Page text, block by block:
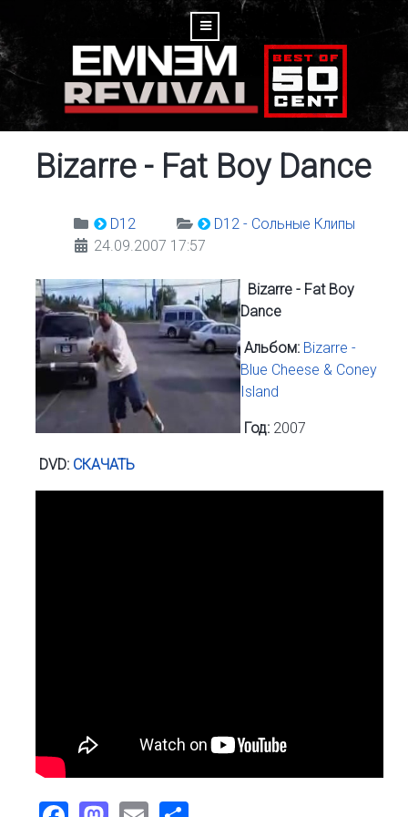
Bizarre - Fat Boy Dance
D12
D12 - Сольные Клипы
24.09.2007 17:57
Bizarre - Fat Boy
Dance
Альбом: Bizarre -
Blue Cheese & Coney
Island
Год: 2007
DVD: СКАЧАТЬ